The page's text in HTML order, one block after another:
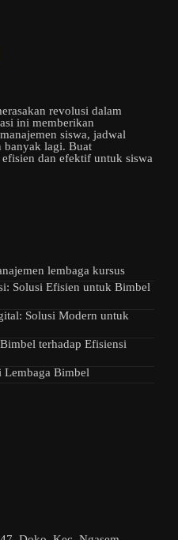
revolusi dalam
ini memberikan
siswa, jadwal
banyak lagi. Buat
dan efektif untuk siswa
lembaga kursus
Solusi Efisien untuk Bimbel
Solusi Modern untuk
terhadap Efisiensi
Lembaga Bimbel